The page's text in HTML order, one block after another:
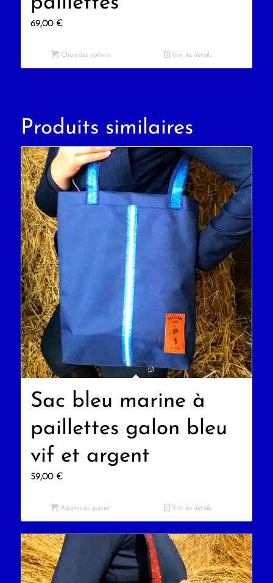
69,00 €
Choix des options Voir les détails
Produits similaires
Sac bleu marine à
paillettes galon bleu
vif et argent
59,00 €
Ajouter au panier Voir les détails